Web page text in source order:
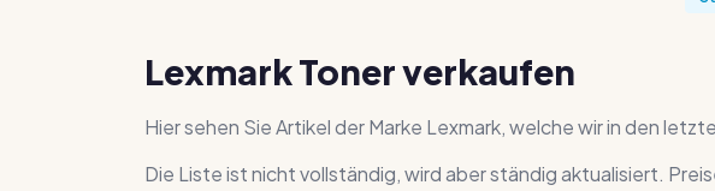
Lexmark Toner verkaufen
Hier sehen Sie Artikel der Marke Lexmark, welche wir in den
Die Liste ist nicht vollständig, wird aber ständig aktualisiert.